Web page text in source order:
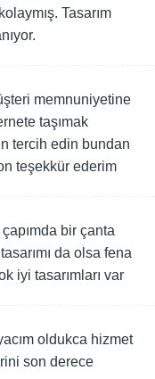
Tasarım
memnuniyetine
taşımak
tercih edin bundan
teşekkür ederim
bir çanta
da olsa fena
iyi tasarımları var
oldukca hizmet
son derece